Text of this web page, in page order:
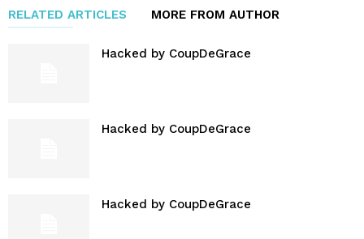
RELATED ARTICLES MORE FROM AUTHOR
Hacked by CoupDeGrace
Hacked by CoupDeGrace
Hacked by CoupDeGrace